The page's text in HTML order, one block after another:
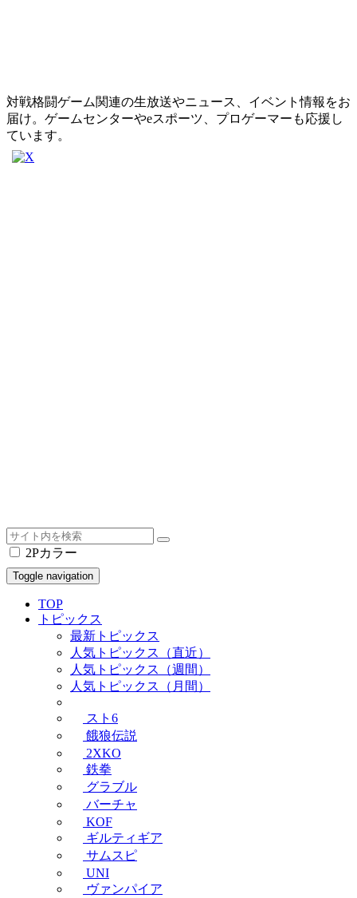
対戦格闘ゲーム関連の生放送やニュース、イベント情報をお
届け。ゲームセンターやeスポーツ、プロゲーマーも応援し
ています。
2Pカラー
Toggle navigation
TOP
トピックス
最新トピックス
人気トピックス（直近）
人気トピックス（週間）
人気トピックス（月間）
スト6
餓狼伝説
2XKO
鉄拳
グラブル
バーチャ
KOF
ギルティギア
サムスピ
UNI
ヴァンパイア